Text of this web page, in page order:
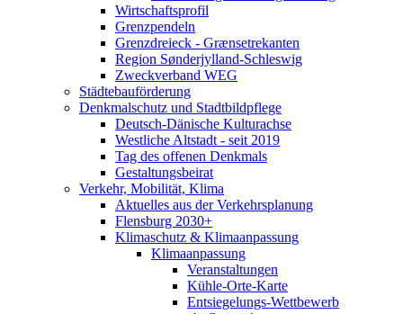
Wirtschaftsprofil
Grenzpendeln
Grenzdreieck - Grænsetrekanten
Region Sønderjylland-Schleswig
Zweckverband WEG
Städtebauförderung
Denkmalschutz und Stadtbildpflege
Deutsch-Dänische Kulturachse
Westliche Altstadt - seit 2019
Tag des offenen Denkmals
Gestaltungsbeirat
Verkehr, Mobilität, Klima
Aktuelles aus der Verkehrsplanung
Flensburg 2030+
Klimaschutz & Klimaanpassung
Klimaanpassung
Veranstaltungen
Kühle-Orte-Karte
Entsiegelungs-Wettbewerb